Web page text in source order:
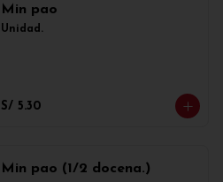
Min pao
Unidad.
S/ 5.30
Min pao (1/2 docena.)